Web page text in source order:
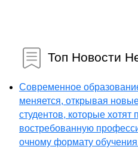
Топ Новости
Современное
меняется, открывая
студентов, которые хотят
востребованную
очному формату